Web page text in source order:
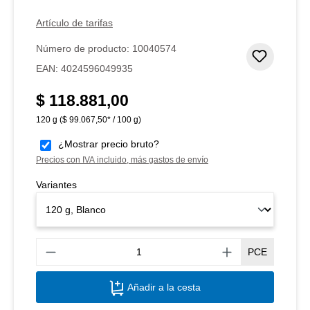
Artículo de tarifas
Número de producto: 10040574
EAN: 4024596049935
Precio normal:
$ 118.881,00
120 g ($ 99.067,50* / 100 g)
¿Mostrar precio bruto?
Precios con IVA incluido, más gastos de envío
Variantes
PCE
Añadir a la cesta